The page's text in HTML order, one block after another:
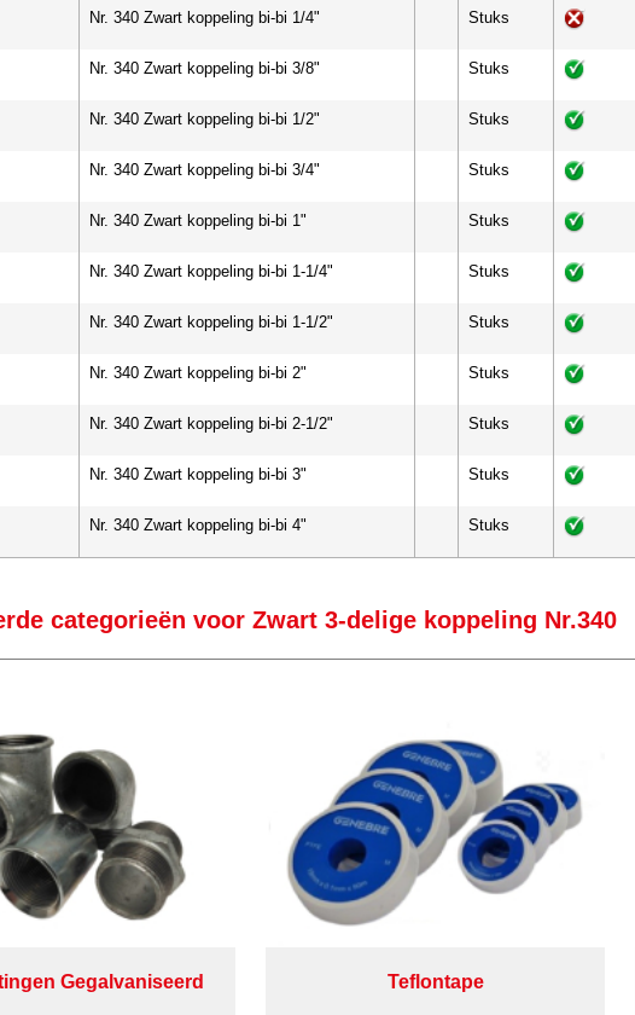
Nr. 340 Zwart koppeling bi-bi 1/4" Stuks
Nr. 340 Zwart koppeling bi-bi 3/8" Stuks
Nr. 340 Zwart koppeling bi-bi 1/2" Stuks
Nr. 340 Zwart koppeling bi-bi 3/4" Stuks
Nr. 340 Zwart koppeling bi-bi 1" Stuks
Nr. 340 Zwart koppeling bi-bi 1-1/4" Stuks
Nr. 340 Zwart koppeling bi-bi 1-1/2" Stuks
Nr. 340 Zwart koppeling bi-bi 2" Stuks
Nr. 340 Zwart koppeling bi-bi 2-1/2" Stuks
Nr. 340 Zwart koppeling bi-bi 3" Stuks
Nr. 340 Zwart koppeling bi-bi 4" Stuks
categorieën voor Zwart 3-delige koppeling Nr.340
Gegalvaniseerd Teflontape